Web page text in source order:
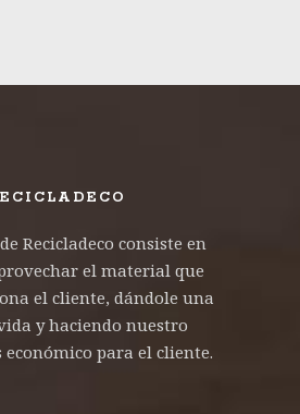
Recicladeco consiste en
el material que
el cliente, dándole una
y haciendo nuestro
para el cliente.